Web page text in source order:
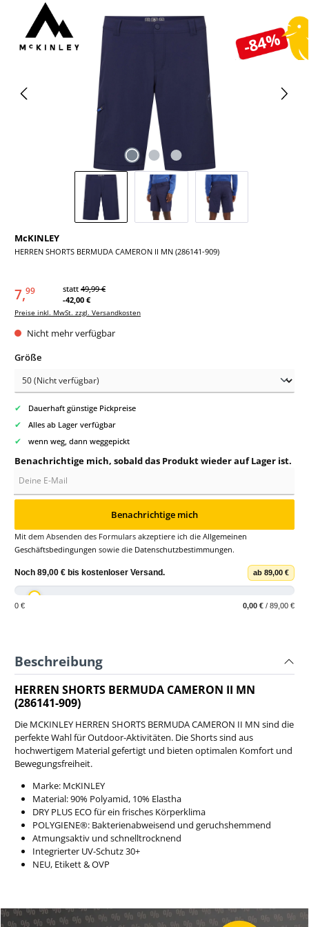
-84%
Bildergalerie überspringen
McKINLEY
HERREN SHORTS BERMUDA CAMERON II MN (286141-909)
7,99 statt 49,99 €
-42,00 €
Preise inkl. MwSt. zzgl. Versandkosten
Nicht mehr verfügbar
Größeauswählen
✔ Dauerhaft günstige Pickpreise
✔ Alles ab Lager verfügbar
✔ wenn weg, dann weggepickt
Benachrichtige mich, sobald das Produkt wieder auf Lager ist.
Benachrichtige mich
Mit dem Absenden des Formulars akzeptiere ich die Allgemeinen
Geschäftsbedingungen sowie die Datenschutzbestimmungen.
Noch 89,00 € bis kostenloser Versand. ab 89,00 €
0 € 0,00 € / 89,00 €
Beschreibung
HERREN SHORTS BERMUDA CAMERON II MN
(286141-909)
Die MCKINLEY HERREN SHORTS BERMUDA CAMERON II MN sind die
perfekte Wahl für Outdoor-Aktivitäten. Die Shorts sind aus
hochwertigem Material gefertigt und bieten optimalen Komfort und
Bewegungsfreiheit.
Marke: McKINLEY
Material:90% Polyamid, 10% Elastha
DRY PLUS ECO für ein frisches Körperklima
POLYGIENE®: Bakterienabweisend und geruchshemmend
Atmungsaktiv und schnelltrocknend
Integrierter UV-Schutz 30+
NEU, Etikett & OVP